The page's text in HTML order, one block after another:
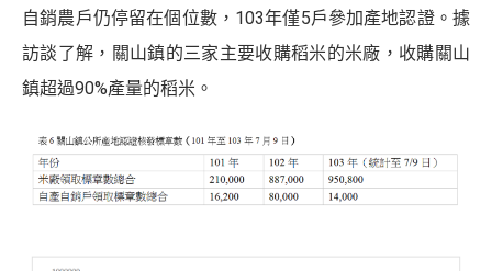
自銷農戶仍停留在個位數，103年僅5戶參加產地認證。據
訪談了解，關山鎮的三家主要收購稻米的米廠，收購關山
鎮超過90%產量的稻米。